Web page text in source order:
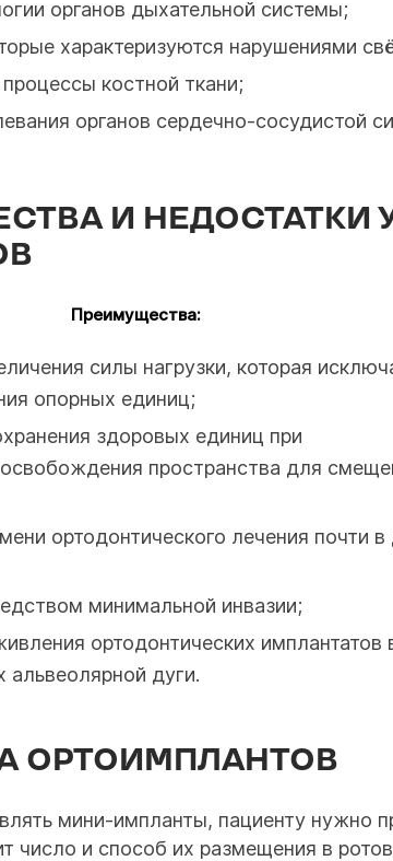
органов дыхательной системы;
характеризуются нарушениями
костной ткани;
органов сердечно-сосудистой
И НЕДОСТАТКИ
Преимущества:
силы нагрузки, которая
опорных единиц;
здоровых единиц при
пространства для
ортодонтического лечения почти в
минимальной инвазии;
ортодонтических имплантатов
альвеолярной дуги.
ОРТОИМПЛАНТОВ
мини-импланты, пациенту нужно
число и способ их размещения в